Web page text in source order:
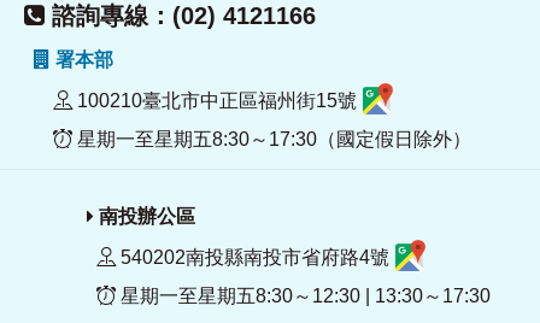
諮詢專線：(02) 4121166
署本部
100210臺北市中正區福州街15號
星期一至星期五8:30～17:30（國定假日除外）
南投辦公區
540202南投縣南投市省府路4號
星期一至星期五8:30～12:30 | 13:30～17:30